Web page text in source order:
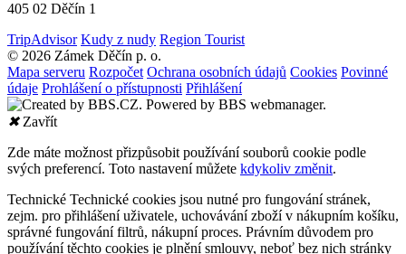
405 02 Děčín 1
TripAdvisor Kudy z nudy Region Tourist
© 2026 Zámek Děčín p. o.
Mapa serveru Rozpočet Ochrana osobních údajů Cookies Povinné
údaje Prohlášení o přístupnosti Přihlášení
✖Zavřít
Zde máte možnost přizpůsobit používání souborů cookie podle
svých preferencí. Toto nastavení můžete kdykoliv změnit.
Technické Technické cookies jsou nutné pro fungování stránek,
zejm. pro přihlášení uživatele, uchovávání zboží v nákupním košíku,
správné fungování filtrů, nákupní proces. Právním důvodem pro
používání těchto cookies je plnění smlouvy, neboť bez nich stránky